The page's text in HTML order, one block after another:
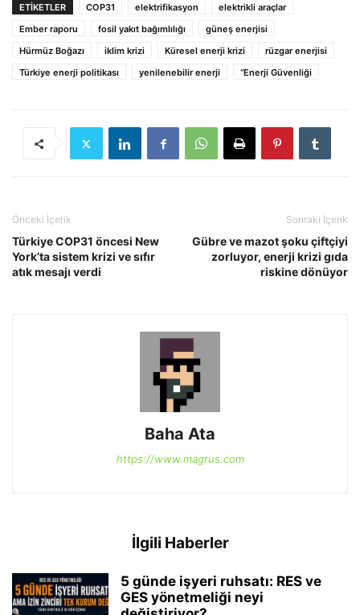
ETIKETLER COP31 elektrifikasyon
elektrikli araçlar
Ember raporu
fosil yakıt bağımlılığı
güneş enerjisi
Hürmüz Boğazı
iklim krizi Küresel enerji krizi
rüzgar enerjisi
Türkiye enerji politikası
yenilenebilir enerji “Enerji Güvenliği
Önceki İçerik
Türkiye COP31 öncesi New
York’ta sistem krizi ve sıfır
atık mesajı verdi
Sonraki İçerik
Gübre ve mazot şoku çiftçiyi
zorluyor, enerji krizi gıda
riskine dönüyor
Baha Ata
https://www.magrus.com
İlgili Haberler
5 günde işyeri ruhsatı: RES ve
GES yönetmeliği neyi